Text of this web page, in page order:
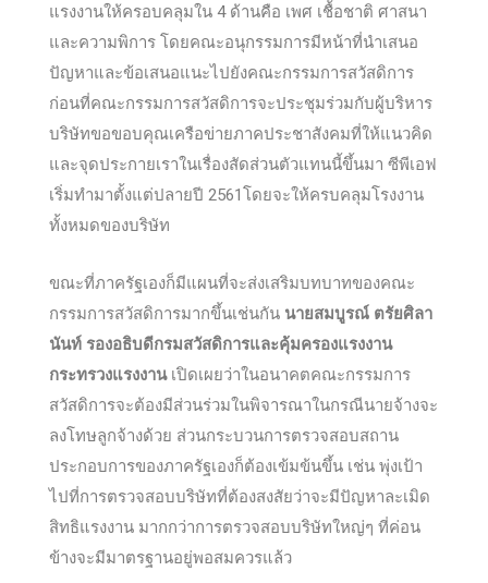
แรงงานให้ครอบคลุมใน 4 ด้านคือ เพศ เชื้อชาติ ศาสนา
และความพิการ โดยคณะอนุกรรมการมีหน้าที่นำเสนอ
ปัญหาและข้อเสนอแนะไปยังคณะกรรมการสวัสดิการ
ก่อนที่คณะกรรมการสวัสดิการจะประชุมร่วมกับผู้บริหาร
บริษัทขอขอบคุณเครือข่ายภาคประชาสังคมที่ให้แนวคิด
และจุดประกายเราในเรื่องสัดส่วนตัวแทนนี้ขึ้นมา ซีพีเอฟ
เริ่มทำมาตั้งแต่ปลายปี 2561โดยจะให้ครบคลุมโรงงาน
ทั้งหมดของบริษัท
ขณะที่ภาครัฐเองก็มีแผนที่จะส่งเสริมบทบาทของคณะ
กรรมการสวัสดิการมากขึ้นเช่นกัน นายสมบูรณ์ ตรัยศิลา
นันท์ รองอธิบดีกรมสวัสดิการและคุ้มครองแรงงาน
กระทรวงแรงงานเปิดเผยว่าในอนาคตคณะกรรมการ
สวัสดิการจะต้องมีส่วนร่วมในพิจารณาในกรณีนายจ้างจะ
ลงโทษลูกจ้างด้วย ส่วนกระบวนการตรวจสอบสถาน
ประกอบการของภาครัฐเองก็ต้องเข้มข้นขึ้น เช่น พุ่งเป้า
ไปที่การตรวจสอบบริษัทที่ต้องสงสัยว่าจะมีปัญหาละเมิด
สิทธิแรงงาน มากกว่าการตรวจสอบบริษัทใหญ่ๆ ที่ค่อน
ข้างจะมีมาตรฐานอยู่พอสมควรแล้ว